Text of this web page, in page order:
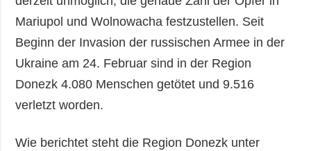
Mariupol und Wolnowacha festzustellen. Seit
Beginn der Invasion der russischen Armee in der
Ukraine am 24. Februar sind in der Region
Donezk 4.080 Menschen getötet und 9.516
verletzt worden.
Wie berichtet steht die Region Donezk unter